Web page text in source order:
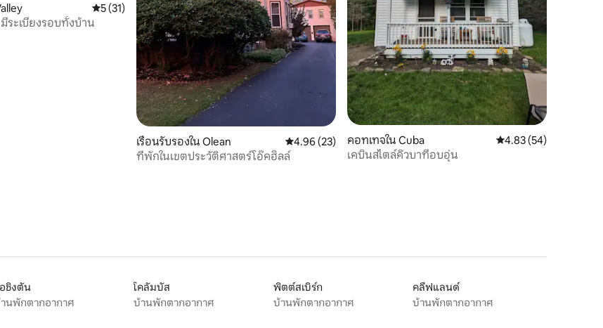
ว
คะแนนเฉลี่ย 5 จาก 5, 31 รีวิว
5 (31)
ระเบียงรอบทั้งบ้าน
เรือนรับรองใน Olean คะแนนเฉลี่ย 4.96 จาก 5, 23 รีวิว
4.96 (23)
ที่พักในเขตประวัติศาสตร์โอ๊คฮิลล์
คอทเทจใน Cuba คะแนนเฉลี่ย 4.83 จาก
4.83 (54)
เคบินสไตล์คิวบาที่อบอุ่น
ชิงตัน
นพักตากอากาศ
โคลัมบัส
บ้านพักตากอากาศ
พิตต์สเบิร์ก
บ้านพักตากอากาศ
คลีฟแลนด์
บ้านพักตากอากาศ